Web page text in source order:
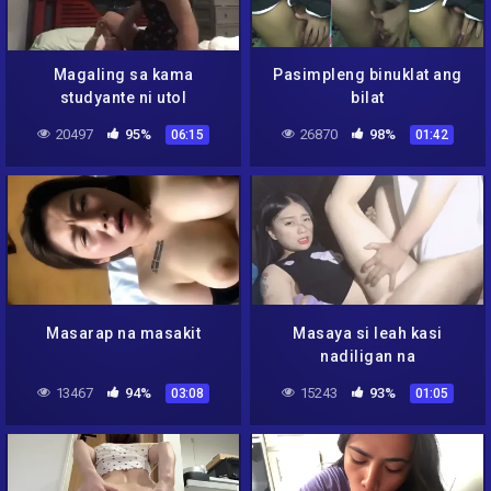
Magaling sa kama
studyante ni utol
20497 95% 06:15
Pasimpleng binuklat ang
bilat
26870 98% 01:42
Masarap na masakit
13467 94% 03:08
Masaya si leah kasi
nadiligan na
15243 93% 01:05